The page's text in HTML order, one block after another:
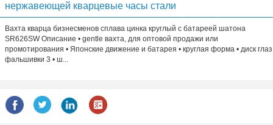
нержавеющей кварцевые часы стали
Вахта кварца бизнесменов сплава цинка круглый с батареей шатона
SR626SW Описание • gentle вахта, для оптовой продажи или
промотирования • Японские движение и батарея • круглая форма • диск глаз
фальшивки 3 • ш...